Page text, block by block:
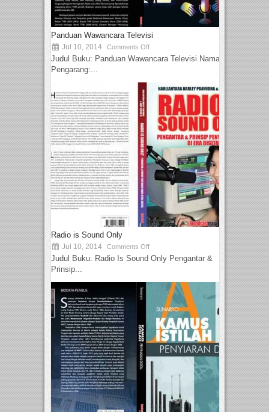
Panduan Wawancara Televisi
Jul 10, 2014 Comments Off
Judul Buku: Panduan Wawancara Televisi Nama
Pengarang:...
Radio is Sound Only
Jul 10, 2014 Comments Off
Judul Buku: Radio Is Sound Only Pengantar &
Prinsip...